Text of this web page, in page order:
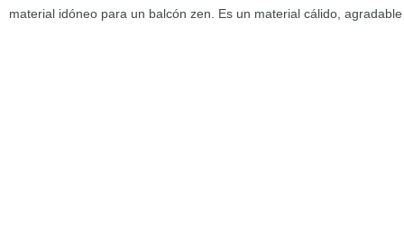
material idóneo para un balcón zen. Es un material cálido,